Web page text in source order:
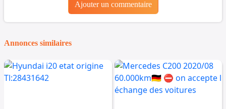
Ajouter un commentaire
Annonces similaires